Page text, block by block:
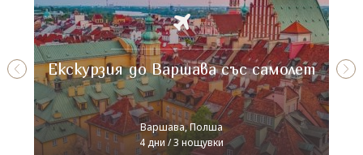
Екскурзия до Варшава със самолет
Варшава, Полша
4 дни / 3 нощувки